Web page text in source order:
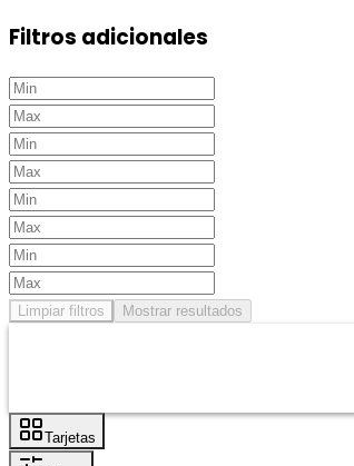
Filtros adicionales
Limpiar filtros Mostrar resultados
Tarjetas